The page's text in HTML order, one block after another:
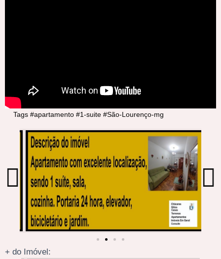
Tags #apartamento #1-suite #São-Lourenço-mg
+ do Imóvel: